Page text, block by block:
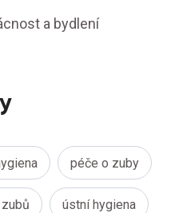
a bydlení
péče o zuby
ústní hygiena